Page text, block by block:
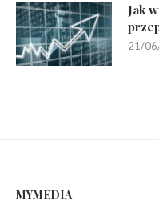
Jak
21/
MYMEDIA